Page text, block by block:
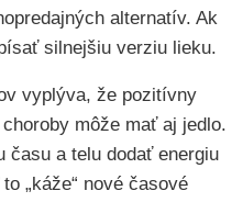
alternatív. Ak
silnejšiu verziu lieku.
vyplýva, že pozitívny
môže mať aj jedlo.
času a telu dodať energiu
„káže“ nové časové